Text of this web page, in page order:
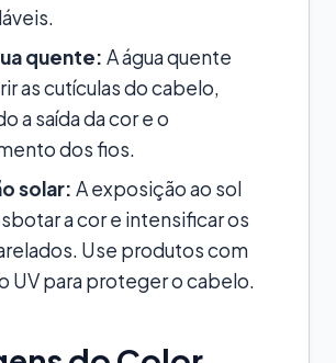
quente: A água quente
as cutículas do cabelo,
a saída da cor e o
dos fios.
solar: A exposição ao sol
a cor e intensificar os
Use produtos com
UV para proteger o cabelo.